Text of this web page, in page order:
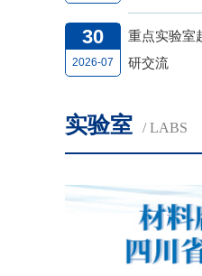
30
2026-07
重点实验室
研交流
实验室 / LABS